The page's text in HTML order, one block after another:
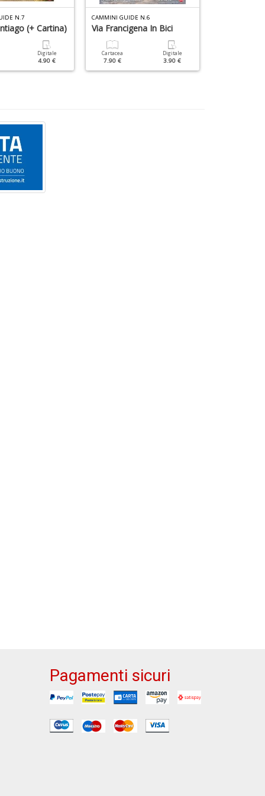
N.7
(+ Cartina)
Digitale
4.90 €
CAMMINI GUIDE N.6
Via Francigena In Bici
Cartacea
7.90 €
Digitale
3.90 €
Pagamenti sicuri